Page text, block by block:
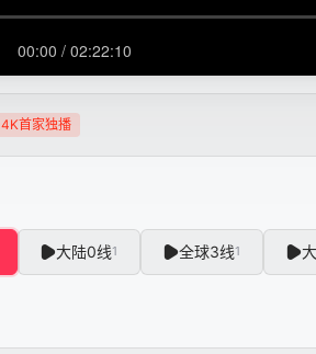
4K首家独播
大陆0线1 全球3线1